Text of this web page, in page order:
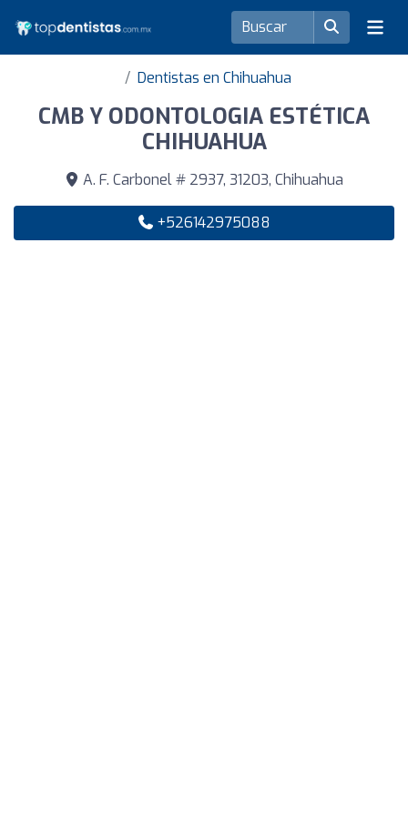
Dentistas en Chihuahua
CMB Y ODONTOLOGIA ESTÉTICA
CHIHUAHUA
A. F. Carbonel # 2937, 31203, Chihuahua
+526142975088